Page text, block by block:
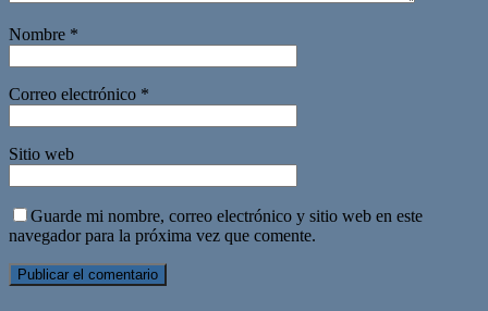
Nombre *
Correo electrónico *
Sitio web
Guarde mi nombre, correo electrónico y sitio web en este
navegador para la próxima vez que comente.